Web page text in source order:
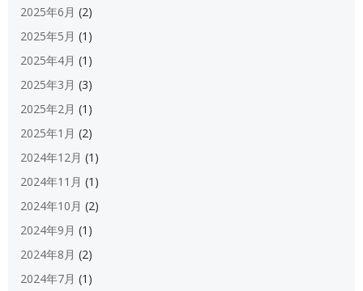
2025年6月 (2)
2025年5月 (1)
2025年4月 (1)
2025年3月 (3)
2025年2月 (1)
2025年1月 (2)
2024年12月 (1)
2024年11月 (1)
2024年10月 (2)
2024年9月 (1)
2024年8月 (2)
2024年7月 (1)